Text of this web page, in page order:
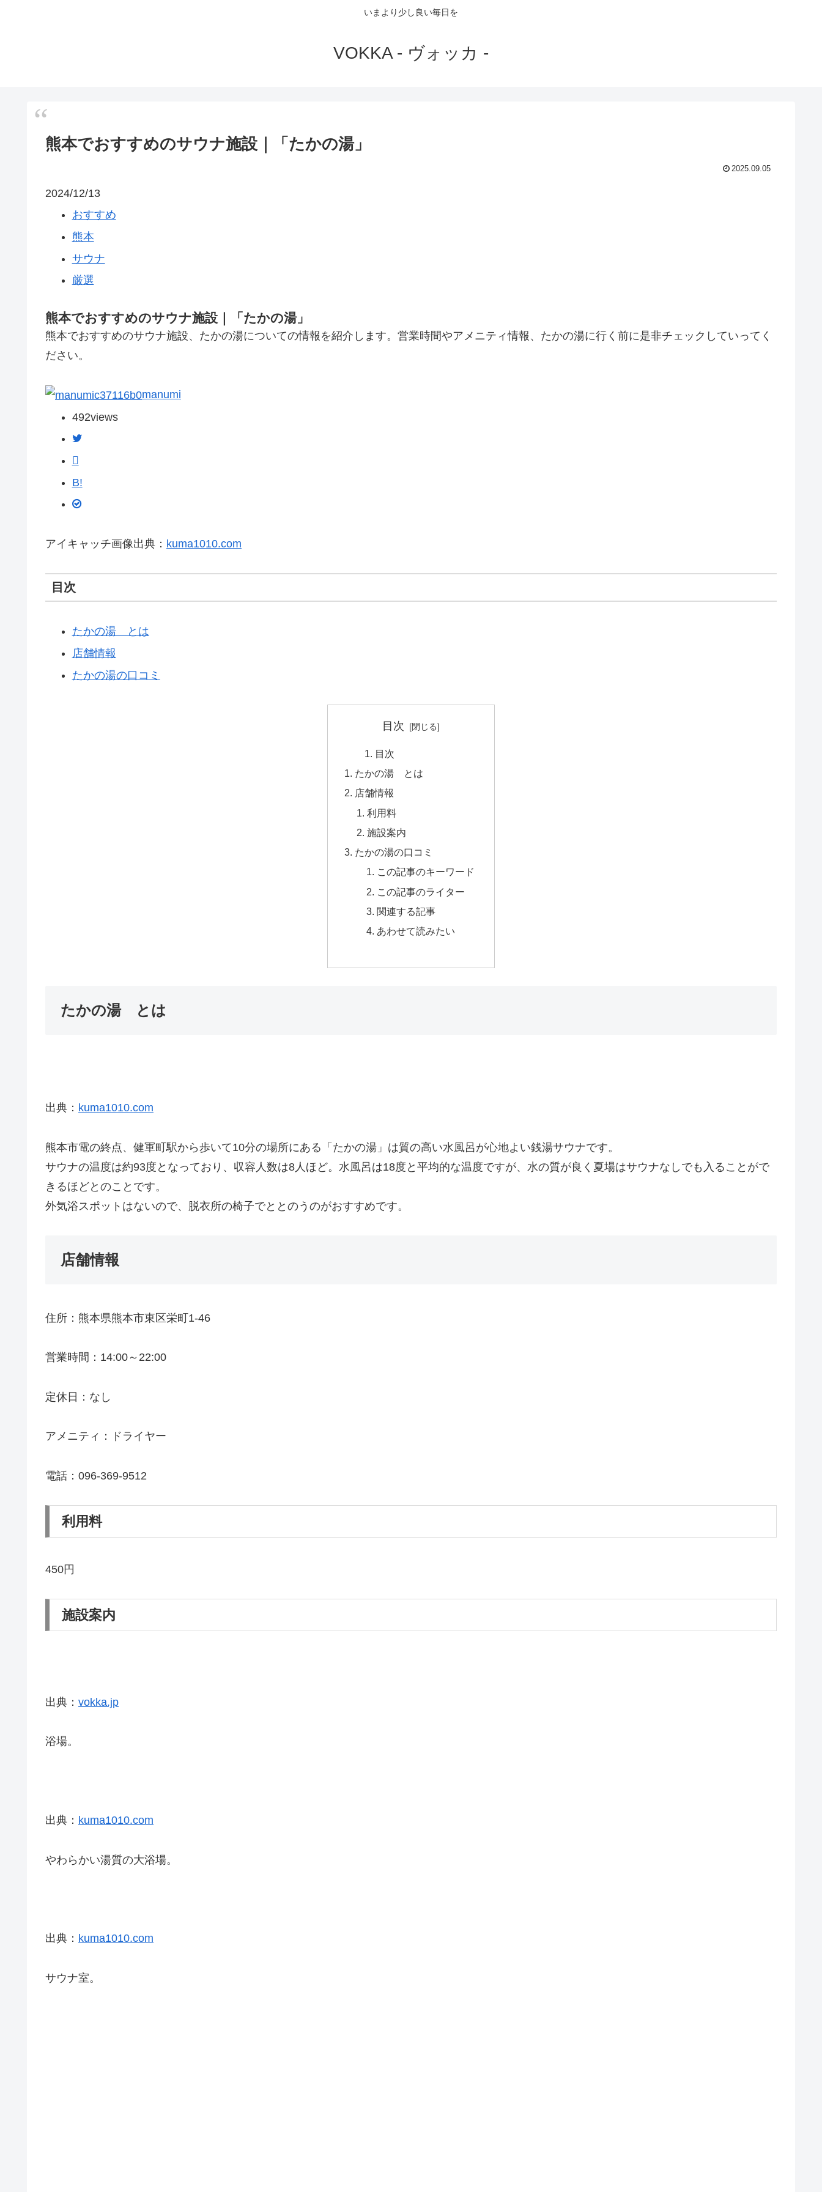
いまより少し良い毎日を
VOKKA - ヴォッカ -
熊本でおすすめのサウナ施設｜「たかの湯」
2025.09.05
2024/12/13
おすすめ
熊本
サウナ
厳選
熊本でおすすめのサウナ施設｜「たかの湯」
熊本でおすすめのサウナ施設、たかの湯についての情報を紹介します。営業時間やアメニティ情報、たかの湯に行く前に是非チェックしていってく
ださい。
manumi
492views
B!
アイキャッチ画像出典： kuma1010.com
目次
たかの湯 とは
店舗情報
たかの湯の口コミ
目次
目次
たかの湯 とは
店舗情報
利用料
施設案内
たかの湯の口コミ
この記事のキーワード
この記事のライター
関連する記事
あわせて読みたい
たかの湯 とは
出典： kuma1010.com
熊本市電の終点、健軍町駅から歩いて10分の場所にある「たかの湯」は質の高い水風呂が心地よい銭湯サウナです。
サウナの温度は約93度となっており、収容人数は8人ほど。水風呂は18度と平均的な温度ですが、水の質が良く夏場はサウナなしでも入ることがで
きるほどとのことです。
外気浴スポットはないので、脱衣所の椅子でととのうのがおすすめです。
店舗情報
住所：熊本県熊本市東区栄町1-46
営業時間：14:00～22:00
定休日：なし
アメニティ：ドライヤー
電話：096-369-9512
利用料
450円
施設案内
出典： vokka.jp
浴場。
出典： kuma1010.com
やわらかい湯質の大浴場。
出典： kuma1010.com
サウナ室。